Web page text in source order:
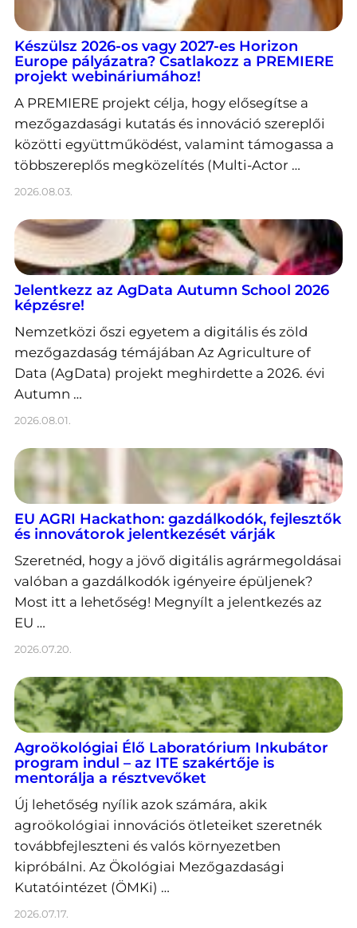
Készülsz 2026-os vagy 2027-es Horizon
Europe pályázatra? Csatlakozz a PREMIERE
projekt webináriumához!
A PREMIERE projekt célja, hogy elősegítse a
mezőgazdasági kutatás és innováció szereplői
közötti együttműködést, valamint támogassa a
többszereplős megközelítés (Multi-Actor …
2026.08.03.
Jelentkezz az AgData Autumn School 2026
képzésre!
Nemzetközi őszi egyetem a digitális és zöld
mezőgazdaság témájában Az Agriculture of
Data (AgData) projekt meghirdette a 2026. évi
Autumn …
2026.08.01.
EU AGRI Hackathon: gazdálkodók, fejlesztők
és innovátorok jelentkezését várják
Szeretnéd, hogy a jövő digitális agrármegoldásai
valóban a gazdálkodók igényeire épüljenek?
Most itt a lehetőség! Megnyílt a jelentkezés az
EU …
2026.07.20.
Agroökológiai Élő Laboratórium Inkubátor
program indul – az ITE szakértője is
mentorálja a résztvevőket
Új lehetőség nyílik azok számára, akik
agroökológiai innovációs ötleteiket szeretnék
továbbfejleszteni és valós környezetben
kipróbálni. Az Ökológiai Mezőgazdasági
Kutatóintézet (ÖMKi) …
2026.07.17.